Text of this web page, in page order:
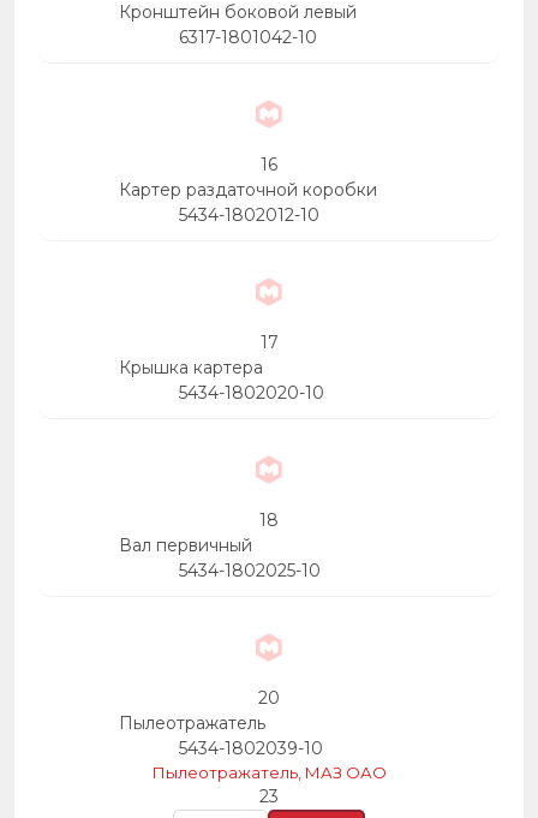
Кронштейн боковой левый
6317-1801042-10
16
Картер раздаточной коробки
5434-1802012-10
17
Крышка картера
5434-1802020-10
18
Вал первичный
5434-1802025-10
20
Пылеотражатель
5434-1802039-10
Пылеотражатель, МАЗ ОАО
23